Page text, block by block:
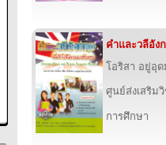
คำและวลีอัง
โอริสา อยู่อุ
ศูนย์ส่งเสริม
การศึกษา